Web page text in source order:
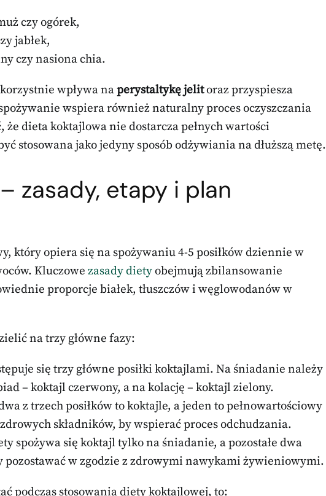
czy ogórek,
jabłek,
czy nasiona chia.
wpływa naperystaltykę jelitoraz przyspiesza
wspiera również naturalny proces oczyszczania
dieta koktajlowa nie dostarcza pełnych wartości
stosowana jako jedyny sposób odżywiania na dłuższą metę.
zasady, etapy i plan
który opiera się na spożywaniu 4-5 posiłków dziennie w
Kluczowe zasady dietyobejmują zbilansowanie
proporcje białek, tłuszczów i węglowodanów w
na trzy główne fazy:
się trzy główne posiłki koktajlami. Na śniadanie należy
– koktajl czerwony, a na kolację – koktajl zielony.
z trzech posiłków to koktajle, a jeden to pełnowartościowy
składników, by wspierać proces odchudzania.
spożywa się koktajl tylko na śniadanie, a pozostałe dwa
pozostawać w zgodzie z zdrowymi nawykami żywieniowymi.
podczas stosowania diety koktajlowej, to: